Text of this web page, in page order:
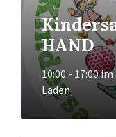
HAND
10:00 - 17:00im
Laden